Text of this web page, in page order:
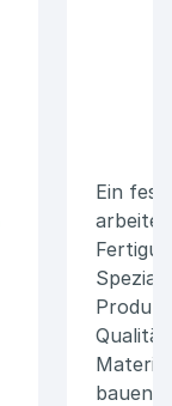
Ein
arbeitet
bauen